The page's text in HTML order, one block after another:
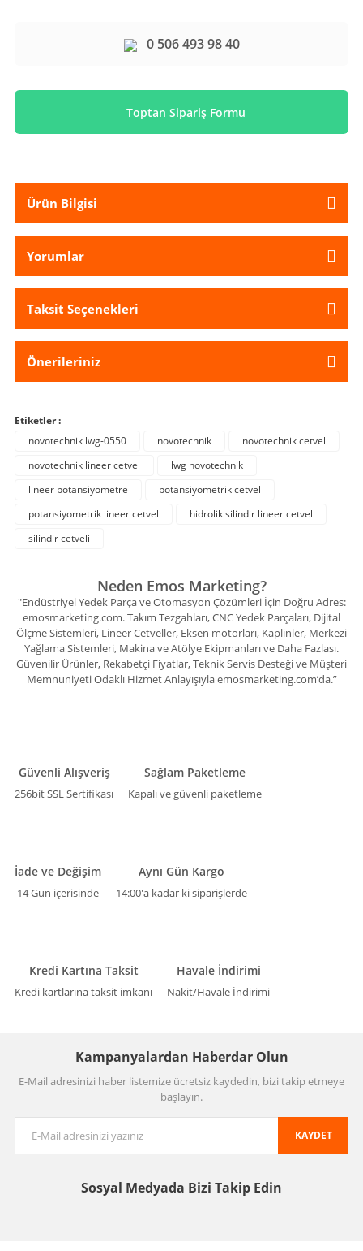
0 506 493 98 40
Toptan Sipariş Formu
Ürün Bilgisi
Yorumlar
Taksit Seçenekleri
Önerileriniz
Etiketler :
novotechnik lwg-0550
novotechnik
novotechnik cetvel
novotechnik lineer cetvel
lwg novotechnik
lineer potansiyometre
potansiyometrik cetvel
potansiyometrik lineer cetvel
hidrolik silindir lineer cetvel
silindir cetveli
Neden Emos Marketing?
"Endüstriyel Yedek Parça ve Otomasyon Çözümleri İçin Doğru Adres:
emosmarketing.com. Takım Tezgahları, CNC Yedek Parçaları, Dijital
Ölçme Sistemleri, Lineer Cetveller, Eksen motorları, Kaplinler, Merkezi
Yağlama Sistemleri, Makina ve Atölye Ekipmanları ve Daha Fazlası.
Güvenilir Ürünler, Rekabetçi Fiyatlar, Teknik Servis Desteği ve Müşteri
Memnuniyeti Odaklı Hizmet Anlayışıyla emosmarketing.com’da.”
Güvenli Alışveriş
256bit SSL Sertifikası
Sağlam Paketleme
Kapalı ve güvenli paketleme
İade ve Değişim
14 Gün içerisinde
Aynı Gün Kargo
14:00'a kadar ki siparişlerde
Kredi Kartına Taksit
Kredi kartlarına taksit imkanı
Havale İndirimi
Nakit/Havale İndirimi
Kampanyalardan Haberdar Olun
E-Mail adresinizi haber listemize ücretsiz kaydedin, bizi takip etmeye
başlayın.
KAYDET
Sosyal Medyada Bizi Takip Edin